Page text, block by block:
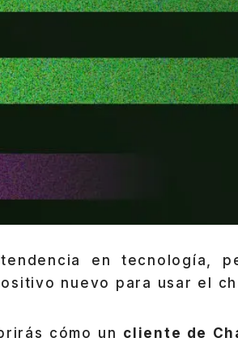
en tecnología,
nuevo para usar el
cómo un cliente de